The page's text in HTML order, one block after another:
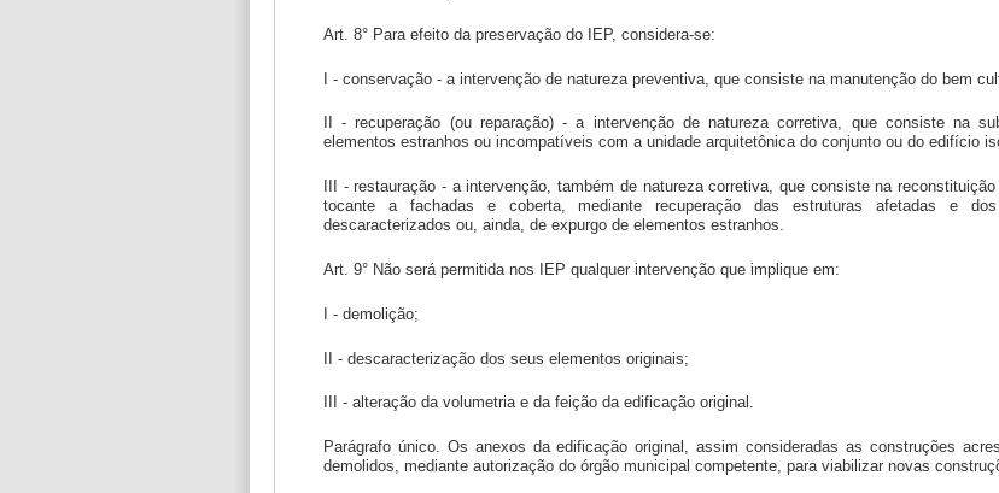
Art. 8° Para efeito da preservação do IEP, considera-se:
I - conservação - a intervenção de natureza preventiva, que consiste na manutenção do bem
II - recuperação (ou reparação) - a intervenção de natureza corretiva, que consiste na
elementos estranhos ou incompatíveis com a unidade arquitetônica do conjunto ou do edifício
III - restauração - a intervenção, também de natureza corretiva, que consiste na
tocante a fachadas e coberta, mediante recuperação das estruturas afetadas e
descaracterizados ou, ainda, de expurgo de elementos estranhos.
Art. 9° Não será permitida nos IEP qualquer intervenção que implique em:
I - demolição;
II - descaracterização dos seus elementos originais;
III - alteração da volumetria e da feição da edificação original.
Parágrafo único. Os anexos da edificação original, assim consideradas as construções
demolidos, mediante autorização do órgão municipal competente, para viabilizar novas